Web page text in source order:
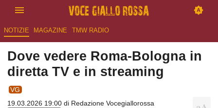
NOTIZIE MAGAZINE TMW RADIO
Dove vedere Roma-Bologna in
diretta TV e in streaming
VG
19.03.2026 19:00 di Redazione Vocegiallorossa